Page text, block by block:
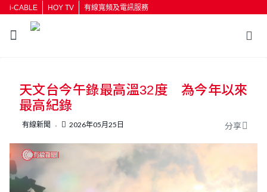
i-CABLE HOY TV 有線寬頻及電訊服務
按輸入鍵開始搜尋
天文台今午錄最高溫32度 為今年以來
最高紀錄
有線新聞 2026年05月25日 分享